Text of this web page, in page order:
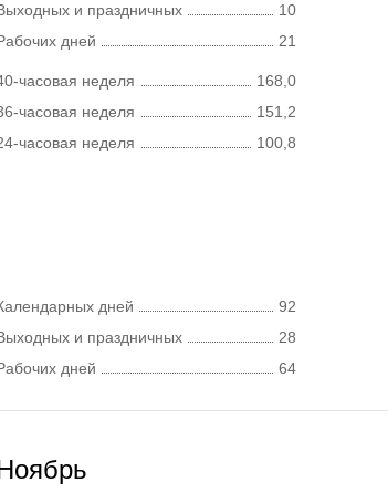
и праздничных
10
дней
21
часовая неделя
168,0
часовая неделя
151,2
часовая неделя
100,8
дней
92
и праздничных
28
дней
64